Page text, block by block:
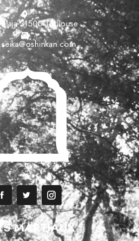
31500 Toulouse
MARTIAUX